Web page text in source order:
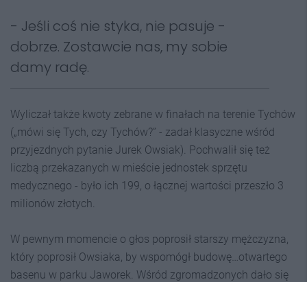
- Jeśli coś nie styka, nie pasuje -
dobrze. Zostawcie nas, my sobie
damy radę.
Wyliczał także kwoty zebrane w finałach na terenie Tychów
(„mówi się Tych, czy Tychów?” - zadał klasyczne wśród
przyjezdnych pytanie Jurek Owsiak). Pochwalił się też
liczbą przekazanych w mieście jednostek sprzętu
medycznego - było ich 199, o łącznej wartości przeszło 3
milionów złotych.
W pewnym momencie o głos poprosił starszy mężczyzna,
który poprosił Owsiaka, by wspomógł budowę…otwartego
basenu w parku Jaworek. Wśród zgromadzonych dało się